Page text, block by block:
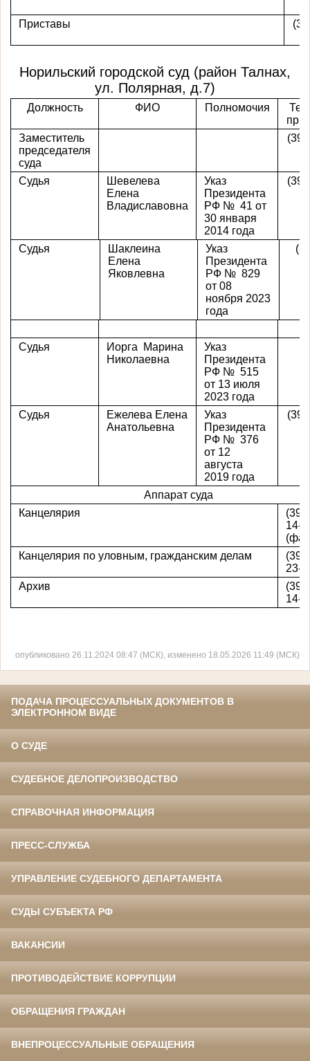
Приставы
Норильский городской суд (район Талнах,
ул. Полярная, д.7)
Должность ФИО Полномочия
Заместитель
председателя
суда
Судья
Шевелева
Елена
Владиславовна
Указ
Президента
РФ № 41 от
30 января
2014 года
Судья
Шаклеина
Елена
Яковлевна
Указ
Президента
РФ № 829
от 08
ноября 2023
года
Судья
Иорга Марина
Николаевна
Указ
Президента
РФ № 515
от 13 июля
2023 года
Судья
Ежелева Елена
Анатольевна
Указ
Президента
РФ № 376
от 12
августа
2019 года
Аппарат суда
Канцелярия
14-
Канцелярия по уловным, гражданским делам
23-
Архив
14-
опубликовано 26.11.2024 08:47 (МСК), изменено 18.05.2026 11:49 (МСК)
ПОДАЧА ПРОЦЕССУАЛЬНЫХ ДОКУМЕНТОВ В
ЭЛЕКТРОННОМ ВИДЕ
О СУДЕ
СУДЕБНОЕ ДЕЛОПРОИЗВОДСТВО
СПРАВОЧНАЯ ИНФОРМАЦИЯ
ПРЕСС-СЛУЖБА
УПРАВЛЕНИЕ СУДЕБНОГО ДЕПАРТАМЕНТА
СУДЫ СУБЪЕКТА РФ
ВАКАНСИИ
ПРОТИВОДЕЙСТВИЕ КОРРУПЦИИ
ОБРАЩЕНИЯ ГРАЖДАН
ВНЕПРОЦЕССУАЛЬНЫЕ ОБРАЩЕНИЯ